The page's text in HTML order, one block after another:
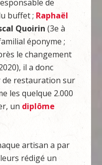
de
buffet ; Raphaël
Quoirin(3e à
éponyme ;
le changement
il a donc
restauration sur
les quelque 2.000
un diplôme
artisan a par
rédigé un